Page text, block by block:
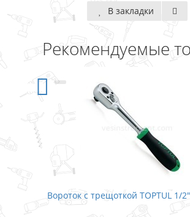
В закладки
Рекомендуемые
Вороток с трещоткой TOPTUL 1/